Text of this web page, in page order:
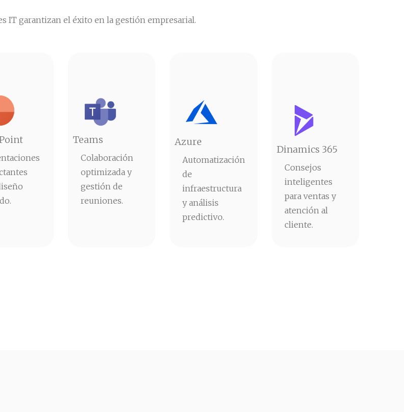
IT garantizan el éxito en la gestión empresarial.
Teams
Colaboración
optimizada y
gestión de
reuniones.
Azure
Automatización
de
infraestructura
y análisis
predictivo.
Dinamics 365
Consejos
inteligentes
para ventas y
atención al
cliente.